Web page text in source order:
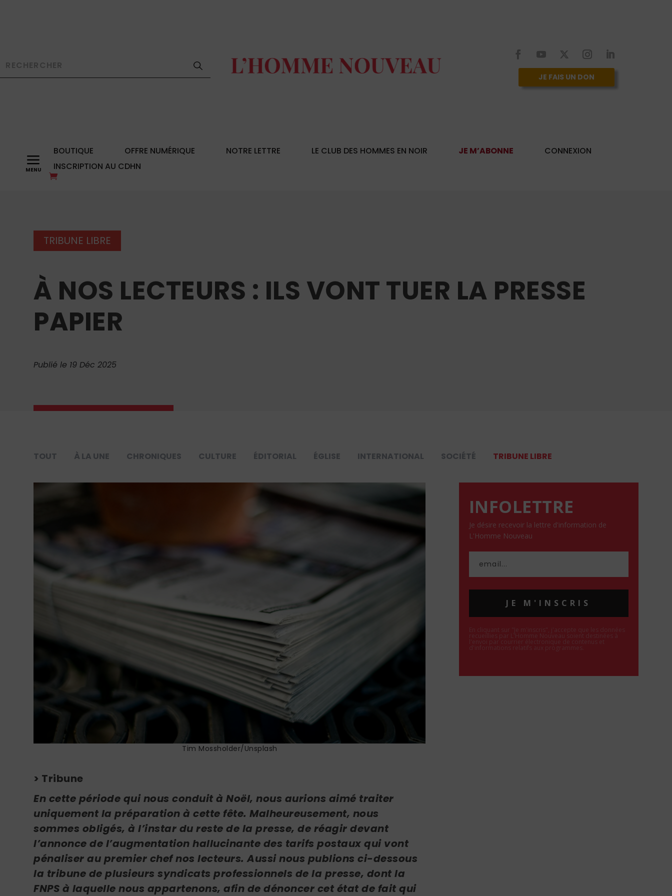
JE FAIS UN DON
a BOUTIQUE OFFRE NUMÉRIQUE NOTRE LETTRE LE CLUB DES HOMMES EN NOIR JE M’ABONNE
CONNEXION
INSCRIPTION AU CDHN
TRIBUNE LIBRE
À NOS LECTEURS : ILS VONT TUER LA PRESSE
PAPIER
Publié le 19 Déc 2025
TOUT À LA UNE CHRONIQUES CULTURE ÉDITORIAL ÉGLISE INTERNATIONAL SOCIÉTÉ TRIBUNE LIBRE
Tim Mossholder/Unsplash
> Tribune
En cette période qui nous conduit à Noël, nous aurions aimé traiter
uniquement la préparation à cette fête. Malheureusement, nous
sommes obligés, à l’instar du reste de la presse, de réagir devant
l’annonce de l’augmentation hallucinante des tarifs postaux qui vont
pénaliser au premier chef nos lecteurs. Aussi nous publions ci-dessous
la tribune de plusieurs syndicats professionnels de la presse, dont la
FNPS à laquelle nous appartenons, afin de dénoncer cet état de fait qui
INFOLETTRE
Je désire recevoir la lettre d'information de
L'Homme Nouveau
JE M'INSCRIS
En cliquant sur "Je m'inscris", j'accepte que les données
recueillies par L'Homme Nouveau soient destinées à
l'envoi par courrier électronique de contenus et
d'informations relatifs aux programmes.